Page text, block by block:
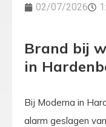
02/07/2026
Brand bij
in
Bij Moderna in
alarm geslagen